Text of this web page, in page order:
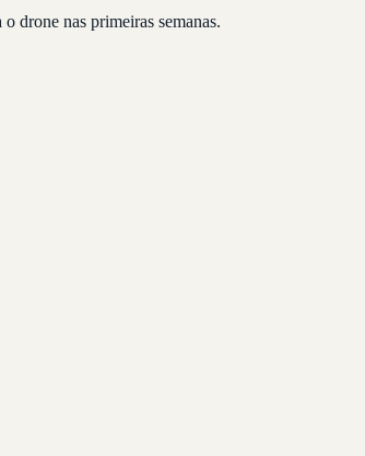
drone nas primeiras semanas.